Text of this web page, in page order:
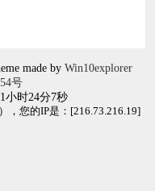
made by Win10explorer
号
小时24分7秒
，您的IP是：[216.73.216.19]